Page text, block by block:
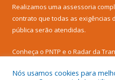
Realizamos uma assessoria
contrato que todas as exigências
pública serão atendidas.
Conheça o PNTP e o Radar da
Nós usamos cookies para